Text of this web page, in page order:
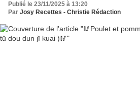
Publié le 23/11/2025 à 13:20
Par Josy Recettes - Christie Rédaction